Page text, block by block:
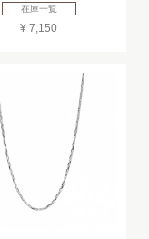
在庫一覧
¥ 7,150